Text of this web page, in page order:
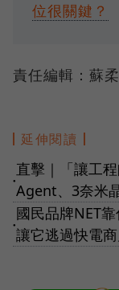
位很關鍵？
責任編輯：蘇
延伸閱讀
●
直擊｜「讓工
Agent、3奈米
●
國民品牌NET
讓它逃過快電